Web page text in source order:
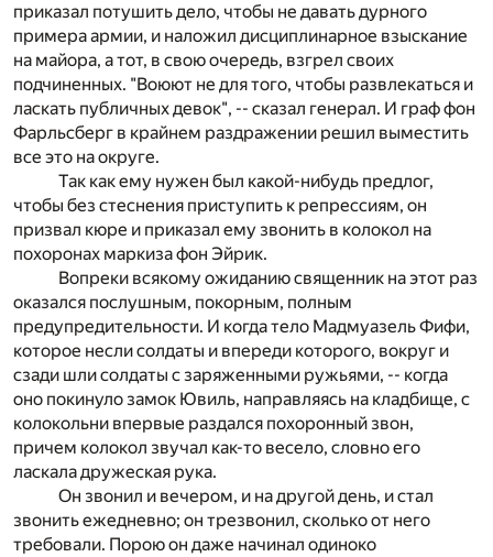
приказал потушить дело, чтобы не давать дурного
примера армии, и наложил дисциплинарное взыскание
на майора, а тот, в свою очередь, взгрел своих
подчиненных. "Воюют не для того, чтобы развлекаться и
ласкать публичных девок", -- сказал генерал. И граф фон
Фарльсберг в крайнем раздражении решил выместить
все это на округе.
Так как ему нужен был какой-нибудь предлог,
чтобы без стеснения приступить к репрессиям, он
призвал кюре и приказал ему звонить в колокол на
похоронах маркиза фон Эйрик.
Вопреки всякому ожиданию священник на этот раз
оказался послушным, покорным, полным
предупредительности. И когда тело Мадмуазель Фифи,
которое несли солдаты и впереди которого, вокруг и
сзади шли солдаты с заряженными ружьями, -- когда
оно покинуло замок Ювиль, направляясь на кладбище, с
колокольни впервые раздался похоронный звон,
причем колокол звучал как-то весело, словно его
ласкала дружеская рука.
Он звонил и вечером, и на другой день, и стал
звонить ежедневно; он трезвонил, сколько от него
требовали. Порою он даже начинал одиноко